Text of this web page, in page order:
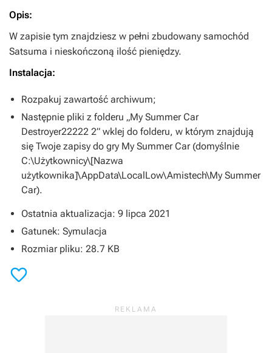
Opis:
W zapisie tym znajdziesz w pełni zbudowany samochód
Satsuma i nieskończoną ilość pieniędzy.
Instalacja:
Rozpakuj zawartość archiwum;
Następnie pliki z folderu „My Summer Car
Destroyer22222 2” wklej do folderu, w którym znajdują
się Twoje zapisy do gry My Summer Car (domyślnie
C:\Użytkownicy\[Nazwa
użytkownika]\AppData\LocalLow\Amistech\My Summer
Car).
Ostatnia aktualizacja: 9 lipca 2021
Gatunek: Symulacja
Rozmiar pliku: 28.7 KB
